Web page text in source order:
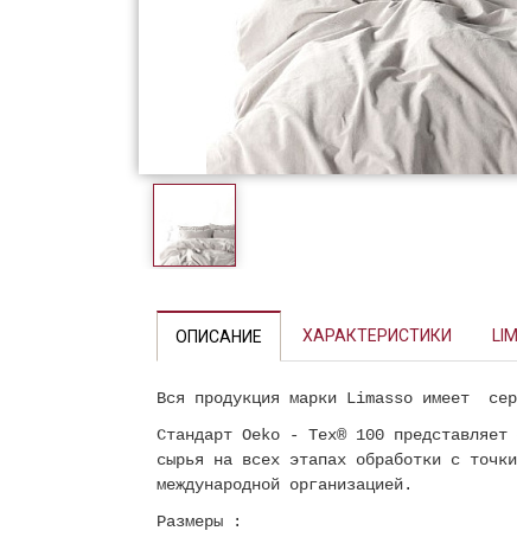
ОПИСАНИЕ ХАРАКТЕРИСТИКИ
Вся продукция марки Limasso имеет
Стандарт Oeko - Tex® 100
сырья на всех этапах обработки с
международной организацией.
Размеры :